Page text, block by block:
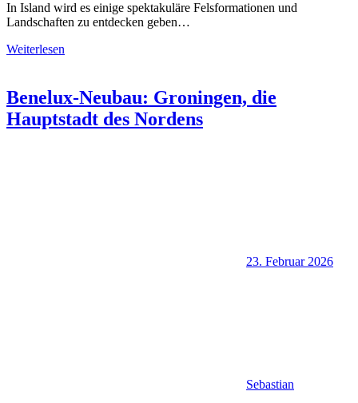
In Island wird es einige spektakuläre Felsformationen und
Landschaften zu entdecken geben…
Weiterlesen
Benelux-Neubau: Groningen, die
Hauptstadt des Nordens
23. Februar 2026
Sebastian